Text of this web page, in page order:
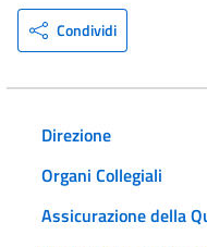
Condividi
Direzione
Organi Collegiali
Assicurazione della